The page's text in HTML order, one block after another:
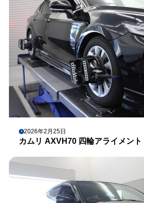
2026年2月25日
カムリ AXVH70 四輪アライメント